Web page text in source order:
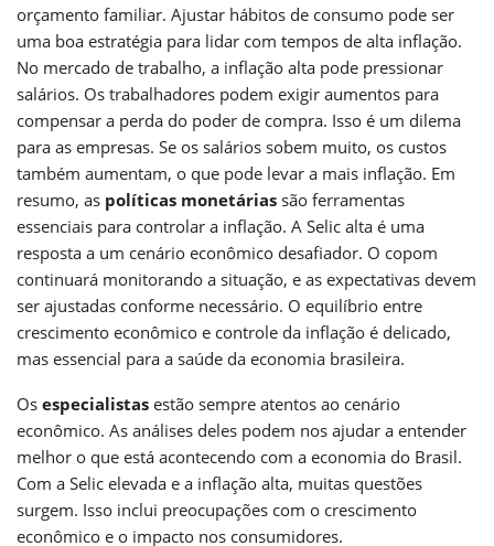
orçamento familiar. Ajustar hábitos de consumo pode ser
uma boa estratégia para lidar com tempos de alta inflação.
No mercado de trabalho, a inflação alta pode pressionar
salários. Os trabalhadores podem exigir aumentos para
compensar a perda do poder de compra. Isso é um dilema
para as empresas. Se os salários sobem muito, os custos
também aumentam, o que pode levar a mais inflação. Em
resumo, as políticas monetárias são ferramentas
essenciais para controlar a inflação. A Selic alta é uma
resposta a um cenário econômico desafiador. O copom
continuará monitorando a situação, e as expectativas devem
ser ajustadas conforme necessário. O equilíbrio entre
crescimento econômico e controle da inflação é delicado,
mas essencial para a saúde da economia brasileira.
Os especialistas estão sempre atentos ao cenário
econômico. As análises deles podem nos ajudar a entender
melhor o que está acontecendo com a economia do Brasil.
Com a Selic elevada e a inflação alta, muitas questões
surgem. Isso inclui preocupações com o crescimento
econômico e o impacto nos consumidores.